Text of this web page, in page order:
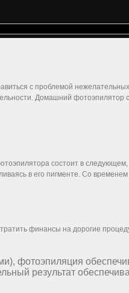
с проблемой
Домашний фотоэпилятор
состоит в следующем,
в его пигменте. Со
финансы на дорогие
фотоэпиляция
результат